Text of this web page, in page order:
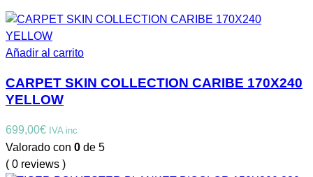
Añadir al carrito
CARPET SKIN COLLECTION CARIBE 170X240
YELLOW
699,00€ IVA inc
Valorado con 0 de 5
( 0 reviews )